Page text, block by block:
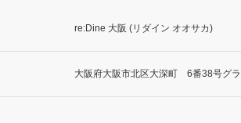
re:Dine 大阪 (リダイン オオサカ)
大阪府大阪市北区大深町 6番38号グ